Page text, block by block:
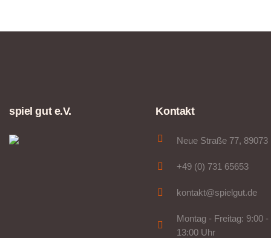
spiel gut e.V. Kontakt
Neue Straße 77, 89073
+49 (0) 731 65653
kontakt@spielgut.de
Montag - Freitag: 9:00 -
13:00 Uhr